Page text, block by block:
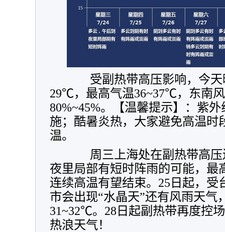
受副热带高压影响，今天
29℃，最高气温36~37℃，东南
80%~45%。【温馨提示】：紫
施；酷暑炎热，大家避免高温时
温。
周三上海处在副热带高压
夜里局部有短时阵雨的可能，
连续高温有望结束。25日起，受
市会出现“水晶天”还有风雨天气
31~32℃。28日起副热带再度控
热浪天气！